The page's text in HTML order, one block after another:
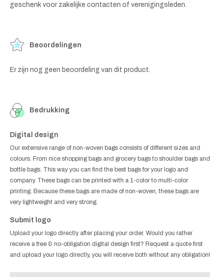
geschenk voor zakelijke contacten of verenigingsleden.
Beoordelingen
Er zijn nog geen beoordeling van dit product.
Bedrukking
Digital design
Our extensive range of non-woven bags consists of different sizes and
colours. From nice shopping bags and grocery bags to shoulder bags and
bottle bags. This way you can find the best bags for your logo and
company. These bags can be printed with a 1-color to multi-color
printing. Because these bags are made of non-woven, these bags are
very lightweight and very strong.
Submit logo
Upload your logo directly after placing your order. Would you rather
receive a free & no-obligation digital design first? Request a quote first
and upload your logo directly, you will receive both without any obligation!